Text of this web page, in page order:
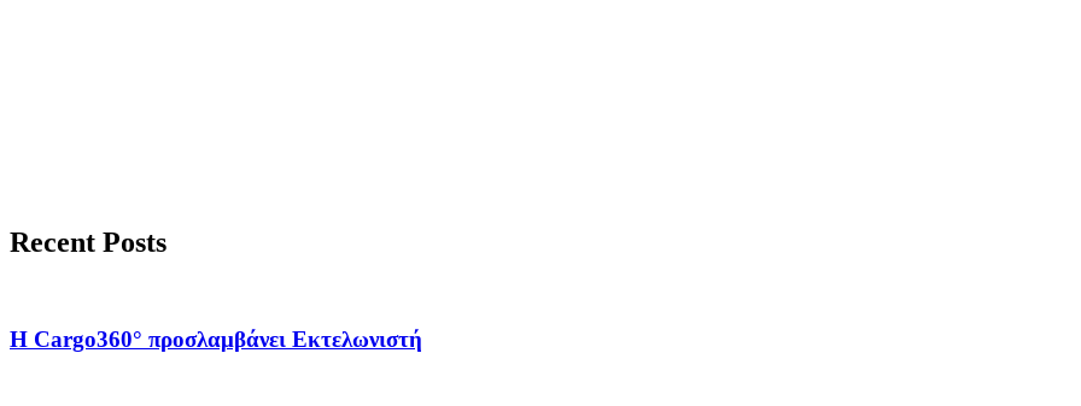
Recent Posts
Η Cargo360° προσλαμβάνει Εκτελωνιστή